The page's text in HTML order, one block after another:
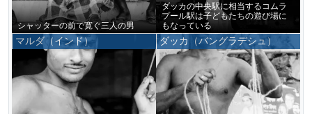
シャッターの前で寛ぐ三人の男
ダッカの中央駅に相当するコムラ
プール駅は子どもたちの遊び場に
もなっている
マルダ（インド） ダッカ（バングラデシュ）